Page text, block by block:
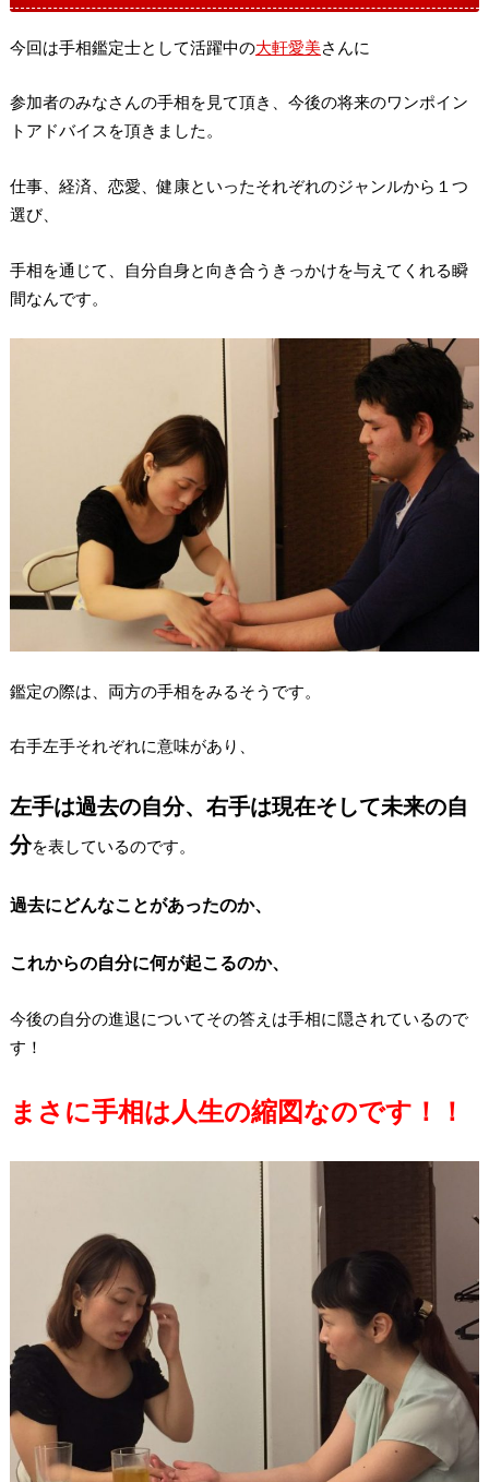
今回は手相鑑定士として活躍中の大軒愛美さんに
参加者のみなさんの手相を見て頂き、今後の将来のワンポイン
トアドバイスを頂きました。
仕事、経済、恋愛、健康といったそれぞれのジャンルから１つ
選び、
手相を通じて、自分自身と向き合うきっかけを与えてくれる瞬
間なんです。
鑑定の際は、両方の手相をみるそうです。
右手左手それぞれに意味があり、
左手は過去の自分、右手は現在そして未来の自
分を表しているのです。
過去にどんなことがあったのか、
これからの自分に何が起こるのか、
今後の自分の進退についてその答えは手相に隠されているので
す！
まさに手相は人生の縮図なのです！！